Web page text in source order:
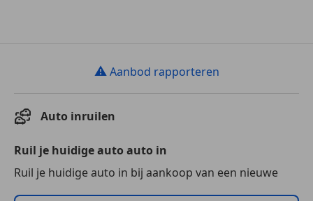
⚠ Aanbod rapporteren
Auto inruilen
Ruil je huidige auto auto in
Ruil je huidige auto in bij aankoop van een nieuwe